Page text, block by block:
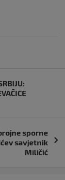
sporne
savjetnik
Miličić